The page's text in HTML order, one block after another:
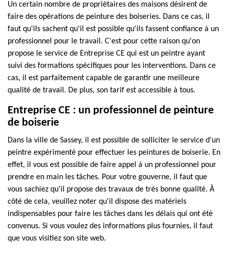
Un certain nombre de propriétaires des maisons désirent de
faire des opérations de peinture des boiseries. Dans ce cas, il
faut qu'ils sachent qu'il est possible qu'ils fassent confiance à un
professionnel pour le travail. C'est pour cette raison qu'on
propose le service de Entreprise CE qui est un peintre ayant
suivi des formations spécifiques pour les interventions. Dans ce
cas, il est parfaitement capable de garantir une meilleure
qualité de travail. De plus, son tarif est accessible à tous.
Entreprise CE : un professionnel de peinture
de boiserie
Dans la ville de Sassey, il est possible de solliciter le service d'un
peintre expérimenté pour effectuer les peintures de boiserie. En
effet, il vous est possible de faire appel à un professionnel pour
prendre en main les tâches. Pour votre gouverne, il faut que
vous sachiez qu'il propose des travaux de très bonne qualité. À
côté de cela, veuillez noter qu'il dispose des matériels
indispensables pour faire les tâches dans les délais qui ont été
convenus. Si vous voulez des informations plus fournies, il faut
que vous visitiez son site web.